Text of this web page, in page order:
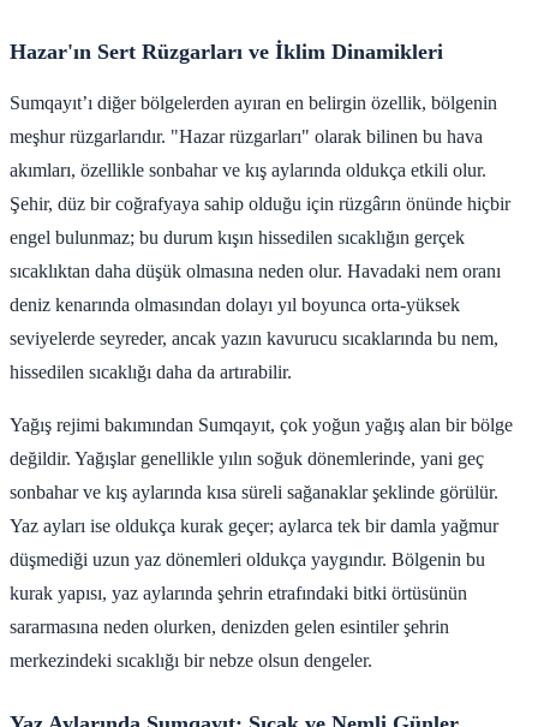
Hazar'ın Sert Rüzgarları ve İklim Dinamikleri
Sumqayıt’ı diğer bölgelerden ayıran en belirgin özellik, bölgenin
meşhur rüzgarlarıdır. "Hazar rüzgarları" olarak bilinen bu hava
akımları, özellikle sonbahar ve kış aylarında oldukça etkili olur.
Şehir, düz bir coğrafyaya sahip olduğu için rüzgârın önünde hiçbir
engel bulunmaz; bu durum kışın hissedilen sıcaklığın gerçek
sıcaklıktan daha düşük olmasına neden olur. Havadaki nem oranı
deniz kenarında olmasından dolayı yıl boyunca orta-yüksek
seviyelerde seyreder, ancak yazın kavurucu sıcaklarında bu nem,
hissedilen sıcaklığı daha da artırabilir.
Yağış rejimi bakımından Sumqayıt, çok yoğun yağış alan bir bölge
değildir. Yağışlar genellikle yılın soğuk dönemlerinde, yani geç
sonbahar ve kış aylarında kısa süreli sağanaklar şeklinde görülür.
Yaz ayları ise oldukça kurak geçer; aylarca tek bir damla yağmur
düşmediği uzun yaz dönemleri oldukça yaygındır. Bölgenin bu
kurak yapısı, yaz aylarında şehrin etrafındaki bitki örtüsünün
sararmasına neden olurken, denizden gelen esintiler şehrin
merkezindeki sıcaklığı bir nebze olsun dengeler.